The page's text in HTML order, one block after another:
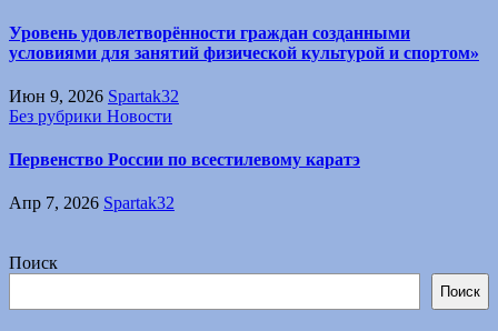
Уровень удовлетворённости граждан созданными
условиями для занятий физической культурой и спортом»
Июн 9, 2026 Spartak32
Без рубрики Новости
Первенство России по всестилевому каратэ
Апр 7, 2026 Spartak32
Поиск
Поиск